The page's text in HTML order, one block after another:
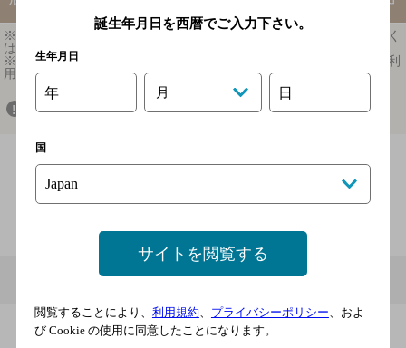
※ 掲載されている情報は最新の内容と異なる場合があります。詳しく
はお店にお問い合わせください。
※ 掲載されているリンク等の外部コンテンツはお客様のご判断でご利
用ください。
もしお店がなかったら、お知らせください！
誕生年月日を西暦でご入力下さい。
生年月日
年 月 日
国
サイトを閲覧する
閲覧することにより、 利用規約 プライバシーポリシー 、およ
び Cookie の使用に同意したことになります。